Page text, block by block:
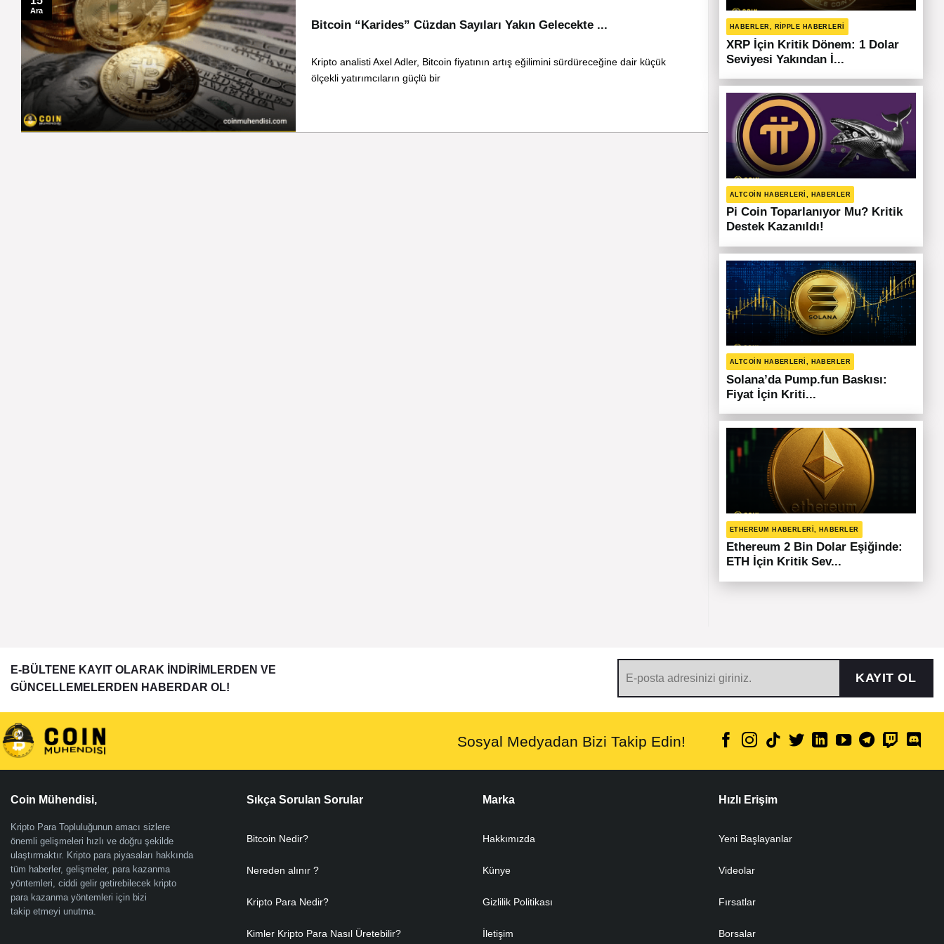
Bitcoin “Karides” Cüzdan Sayıları Yakın Gelecekte ...
Kripto analisti Axel Adler, Bitcoin fiyatının artış eğilimini sürdüreceğine dair küçük
ölçekli yatırımcıların güçlü bir
Ara
HABERLER, RIPPLE HABERLERI
XRP İçin Kritik Dönem: 1 Dolar
Seviyesi Yakından İ...
ALTCOIN HABERLERI, HABERLER
Pi Coin Toparlanıyor Mu? Kritik
Destek Kazanıldı!
ALTCOIN HABERLERI, HABERLER
Solana’da Pump.fun Baskısı:
Fiyat İçin Kriti...
ETHEREUM HABERLERI, HABERLER
Ethereum 2 Bin Dolar Eşiğinde:
ETH İçin Kritik Sev...
E-BÜLTENE KAYIT OLARAK İNDİRİMLERDEN VE
GÜNCELLEMELERDEN HABERDAR OL!
KAYIT OL
Sosyal Medyadan Bizi Takip Edin!
Coin Mühendisi,
Kripto Para Topluluğunun amacı sizlere
önemli gelişmeleri hızlı ve doğru şekilde
ulaştırmaktır. Kripto para piyasaları hakkında
tüm haberler, gelişmeler, para kazanma
yöntemleri, ciddi gelir getirebilecek kripto
para kazanma yöntemleri için bizi
takip etmeyi unutma.
Sıkça Sorulan Sorular
Bitcoin Nedir?
Nereden alınır ?
Kripto Para Nedir?
Kimler Kripto Para Nasıl Üretebilir?
Marka
Hakkımızda
Künye
Gizlilik Politikası
İletişim
Hızlı Erişim
Yeni Başlayanlar
Videolar
Fırsatlar
Borsalar